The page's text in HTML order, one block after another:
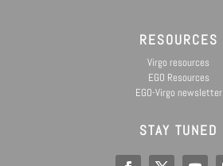
RESOURCES
Virgo resources
EGO Resources
EGO-Virgo newsletter
STAY TUNED